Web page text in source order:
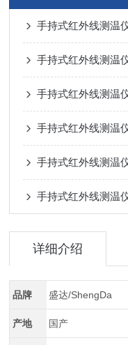
手持式红外线测温
手持式红外线测温
手持式红外线测温
手持式红外线测温
手持式红外线测温
详细介绍
品牌 盛达/ShengDa
产地 国产